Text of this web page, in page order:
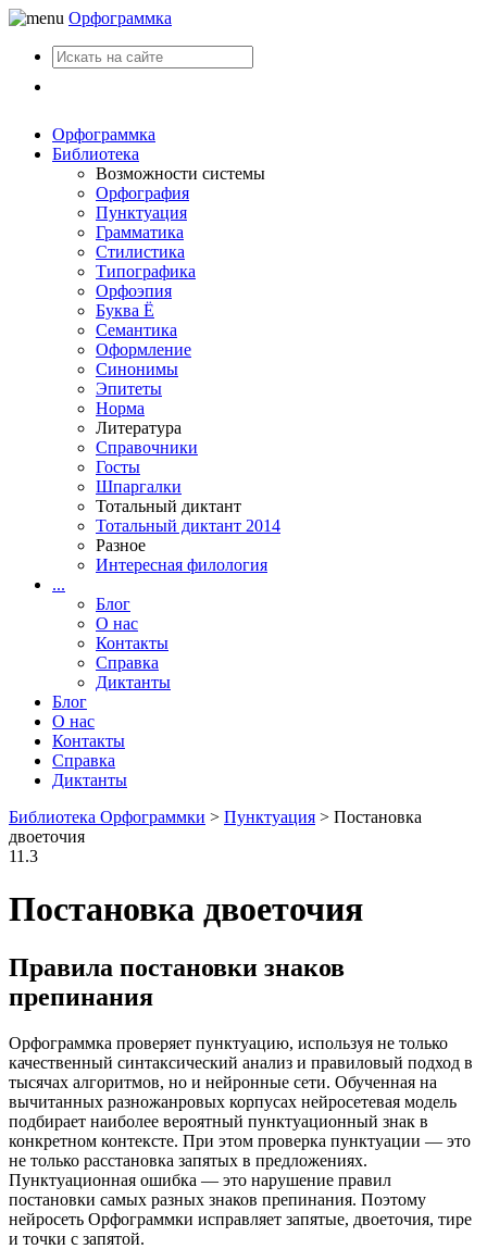
Орфограммка
Орфограммка
Библиотека
Возможности системы
Орфография
Пунктуация
Грамматика
Стилистика
Типографика
Орфоэпия
Буква Ё
Семантика
Оформление
Синонимы
Эпитеты
Норма
Литература
Справочники
Госты
Шпаргалки
Тотальный диктант
Тотальный диктант 2014
Разное
Интересная филология
...
Блог
О нас
Контакты
Справка
Диктанты
Блог
О нас
Контакты
Справка
Диктанты
Библиотека Орфограммки > Пунктуация > Постановка
двоеточия
11.3
Постановка двоеточия
Правила постановки знаков
препинания
Орфограммка проверяет пунктуацию, используя не только
качественный синтаксический анализ и правиловый подход в
тысячах алгоритмов, но и нейронные сети. Обученная на
вычитанных разножанровых корпусах нейросетевая модель
подбирает наиболее вероятный пунктуационный знак в
конкретном контексте. При этом проверка пунктуации — это
не только расстановка запятых в предложениях.
Пунктуационная ошибка — это нарушение правил
постановки самых разных знаков препинания. Поэтому
нейросеть Орфограммки исправляет запятые, двоеточия, тире
и точки с запятой.